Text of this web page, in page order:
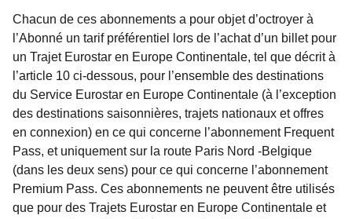
Chacun de ces abonnements a pour objet d’octroyer à
l’Abonné un tarif préférentiel lors de l’achat d’un billet pour
un Trajet Eurostar en Europe Continentale, tel que décrit à
l’article 10 ci-dessous, pour l’ensemble des destinations
du Service Eurostar en Europe Continentale (à l’exception
des destinations saisonnières, trajets nationaux et offres
en connexion) en ce qui concerne l’abonnement Frequent
Pass, et uniquement sur la route Paris Nord -Belgique
(dans les deux sens) pour ce qui concerne l’abonnement
Premium Pass. Ces abonnements ne peuvent être utilisés
que pour des Trajets Eurostar en Europe Continentale et